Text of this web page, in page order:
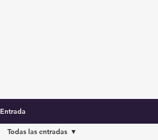
Entrada
Todas las entradas